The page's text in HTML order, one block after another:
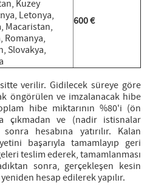
Kuzey
Letonya,
Macaristan,
Romanya,
Slovakya,
600 €
verilir. Gidilecek süreye göre
öngörülen ve imzalanacak hibe
hibe miktarının %80'i (ön
çıkmadan ve (nadir istisnalar
hesabına yatırılır. Kalan
başarıyla tamamlayıp geri
teslim ederek, tamamlanması
sonra, gerçekleşen kesin
hesap edilerek yapılır.